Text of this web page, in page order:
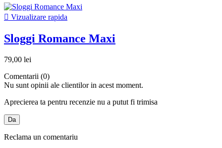
 Vizualizare rapida
Sloggi Romance Maxi
79,00 lei
Comentarii (0)
Nu sunt opinii ale clientilor in acest moment.
Aprecierea ta pentru recenzie nu a putut fi trimisa
Da
Reclama un comentariu